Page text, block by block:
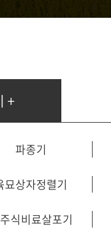
기
이어
환풍기
+
파종기
묘상자정렬기
식비료살포기